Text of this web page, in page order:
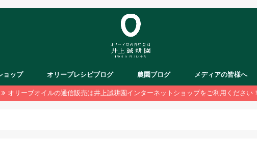
ョップ オリーブレシピブログ 農園ブログ メディアの皆様へ
オリーブオイルの通信販売は井上誠耕園インターネットショップをご利用ください！